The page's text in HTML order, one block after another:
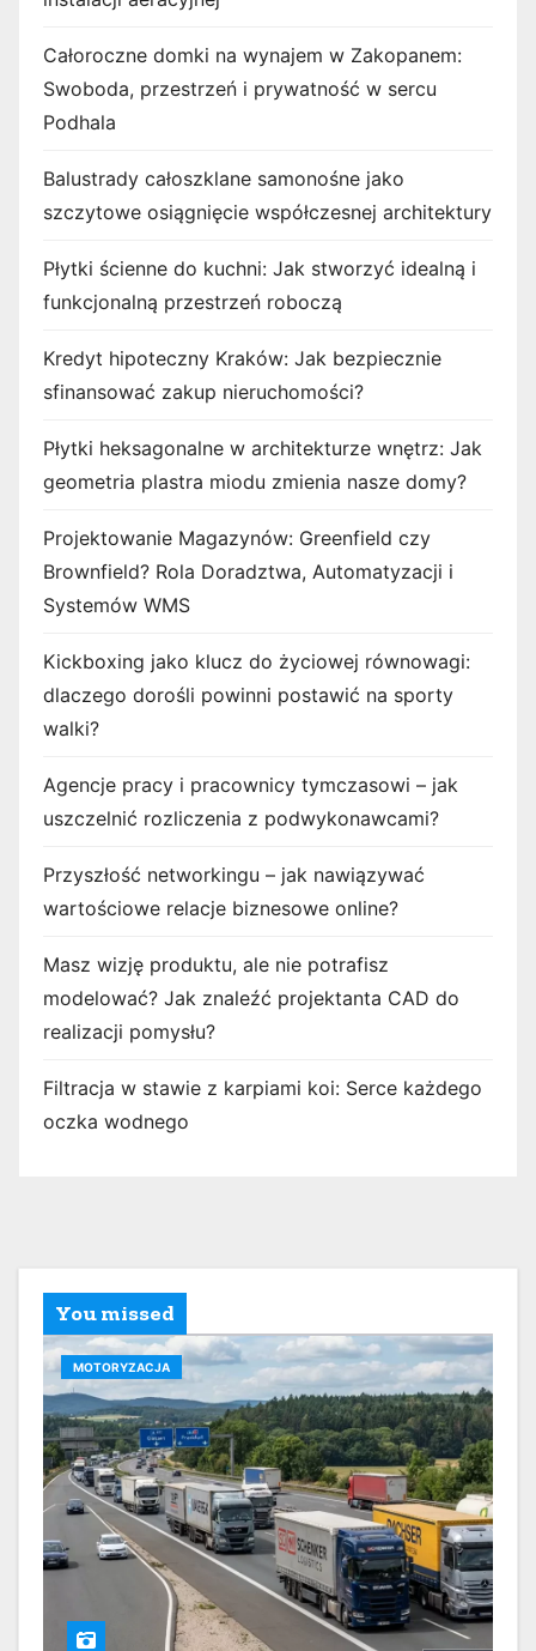
Całoroczne domki na wynajem w Zakopanem:
Swoboda, przestrzeń i prywatność w sercu
Podhala
Balustrady całoszklane samonośne jako
szczytowe osiągnięcie współczesnej architektury
Płytki ścienne do kuchni: Jak stworzyć idealną i
funkcjonalną przestrzeń roboczą
Kredyt hipoteczny Kraków: Jak bezpiecznie
sfinansować zakup nieruchomości?
Płytki heksagonalne w architekturze wnętrz: Jak
geometria plastra miodu zmienia nasze domy?
Projektowanie Magazynów: Greenfield czy
Brownfield? Rola Doradztwa, Automatyzacji i
Systemów WMS
Kickboxing jako klucz do życiowej równowagi:
dlaczego dorośli powinni postawić na sporty
walki?
Agencje pracy i pracownicy tymczasowi – jak
uszczelnić rozliczenia z podwykonawcami?
Przyszłość networkingu – jak nawiązywać
wartościowe relacje biznesowe online?
Masz wizję produktu, ale nie potrafisz
modelować? Jak znaleźć projektanta CAD do
realizacji pomysłu?
Filtracja w stawie z karpiami koi: Serce każdego
oczka wodnego
You missed
MOTORYZACJA